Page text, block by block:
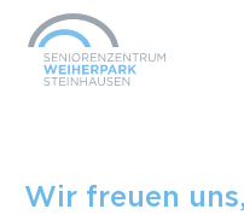
Wir freuen